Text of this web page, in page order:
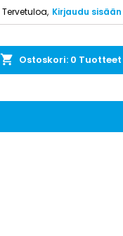
Tervetuloa, Kirjaudu sisään
shopping_cart Ostoskori: 0